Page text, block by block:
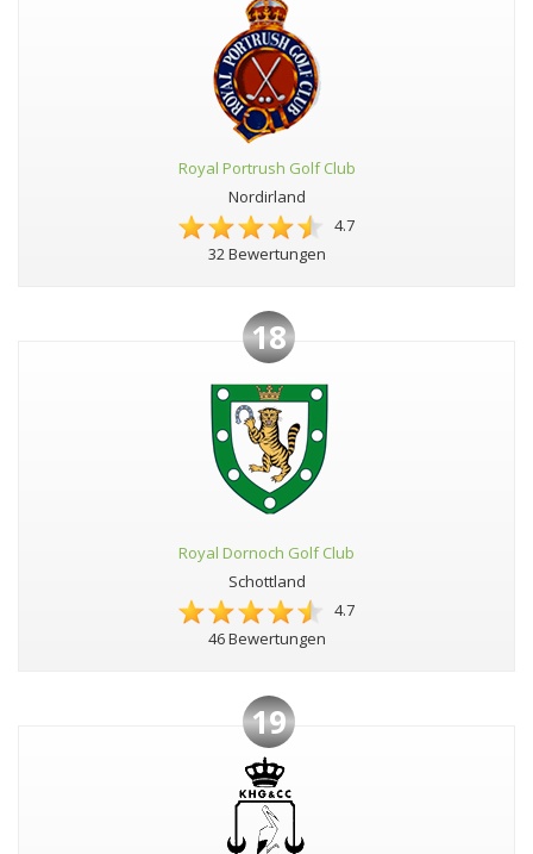
Royal Portrush Golf Club
Nordirland
4.7
32 Bewertungen
18
Royal Dornoch Golf Club
Schottland
4.7
46 Bewertungen
19